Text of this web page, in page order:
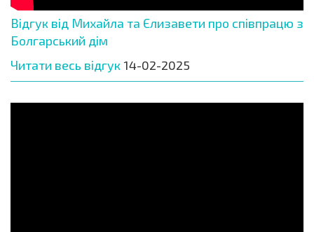
Відгук від Михайла та Єлизавети про співпрацю з
Болгарський дім
Читати весь відгук 14-02-2025